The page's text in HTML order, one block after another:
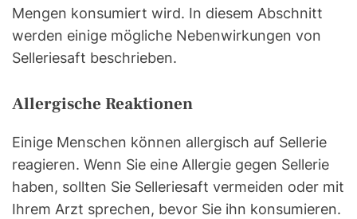
Mengen konsumiert wird. In diesem Abschnitt
werden einige mögliche Nebenwirkungen von
Selleriesaft beschrieben.
Allergische Reaktionen
Einige Menschen können allergisch auf Sellerie
reagieren. Wenn Sie eine Allergie gegen Sellerie
haben, sollten Sie Selleriesaft vermeiden oder mit
Ihrem Arzt sprechen, bevor Sie ihn konsumieren.